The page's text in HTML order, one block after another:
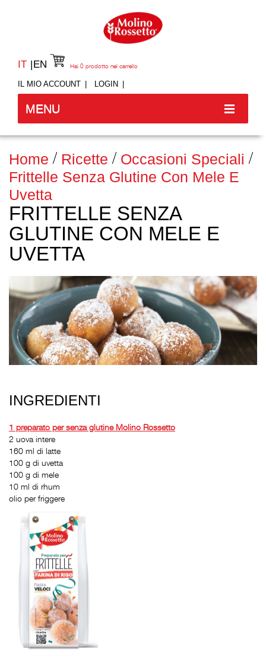
IT EN
IL MIO ACCOUNT LOGIN
Hai 0 prodotto nel carrello
MENU
Home Ricette
Occasioni Speciali
Frittelle Senza Glutine Con Mele E
Uvetta
FRITTELLE SENZA
GLUTINE CON MELE E
UVETTA
INGREDIENTI
1 preparato persenza glutine Molino Rossetto
2 uova intere
160 ml di latte
100 g di uvetta
100 g di mele
10 ml di rhum
olio per friggere